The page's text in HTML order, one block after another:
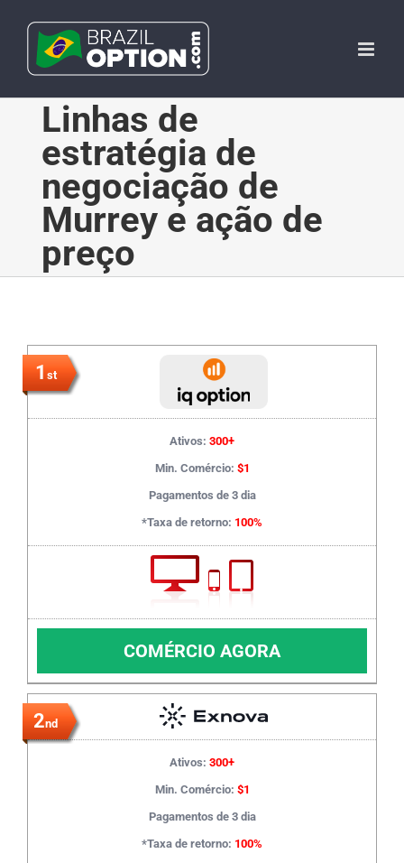
content
Linhas de
estratégia de
negociação de
Murrey e ação de
preço
1st
Ativos: 300+
Min. Comércio: $1
Pagamentos de 3 dia
*Taxa de retorno: 100%
COMÉRCIO AGORA
2nd
Ativos: 300+
Min. Comércio: $1
Pagamentos de 3 dia
*Taxa de retorno: 100%